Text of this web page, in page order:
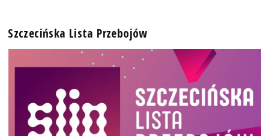
Szczecińska Lista Przebojów